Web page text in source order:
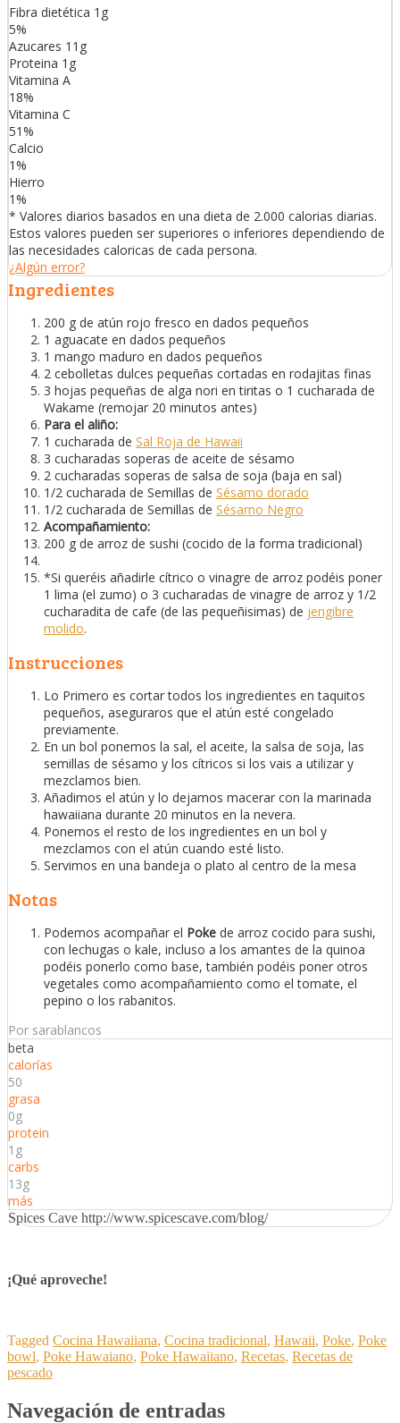
Fibra dietética 1 g
5%
Azucares 11 g
Proteina 1 g
Vitamina A
18%
Vitamina C
51%
Calcio
1%
Hierro
1%
* Valores diarios basados en una dieta de 2.000 calorias diarias.
Estos valores pueden ser superiores o inferiores dependiendo de
las necesidades caloricas de cada persona.
¿Algún error?
Ingredientes
200 g de atún rojo fresco en dados pequeños
1 aguacate en dados pequeños
1 mango maduro en dados pequeños
2 cebolletas dulces pequeñas cortadas en rodajitas finas
3 hojas pequeñas de alga nori en tiritas o 1 cucharada de
Wakame (remojar 20 minutos antes)
Para el aliño:
1 cucharada de Sal Roja de Hawaii
3 cucharadas soperas de aceite de sésamo
2 cucharadas soperas de salsa de soja (baja en sal)
1/2 cucharada de Semillas de Sésamo dorado
1/2 cucharada de Semillas de Sésamo Negro
Acompañamiento:
200 g de arroz de sushi (cocido de la forma tradicional)
*Si queréis añadirle cítrico o vinagre de arroz podéis poner
1 lima (el zumo) o 3 cucharadas de vinagre de arroz y 1/2
cucharadita de cafe (de las pequeñisimas) de jengibre
molido.
Instrucciones
Lo Primero es cortar todos los ingredientes en taquitos
pequeños, aseguraros que el atún esté congelado
previamente.
En un bol ponemos la sal, el aceite, la salsa de soja, las
semillas de sésamo y los cítricos si los vais a utilizar y
mezclamos bien.
Añadimos el atún y lo dejamos macerar con la marinada
hawaiiana durante 20 minutos en la nevera.
Ponemos el resto de los ingredientes en un bol y
mezclamos con el atún cuando esté listo.
Servimos en una bandeja o plato al centro de la mesa
Notas
Podemos acompañar el Poke de arroz cocido para sushi,
con lechugas o kale, incluso a los amantes de la quinoa
podéis ponerlo como base, también podéis poner otros
vegetales como acompañamiento como el tomate, el
pepino o los rabanitos.
Por sarablancos
beta
calorías
50
grasa
0g
protein
1g
carbs
13g
más
Spices Cave http://www.spicescave.com/blog/
¡Qué aproveche!
Tagged Cocina Hawaiiana, Cocina tradicional, Hawaii, Poke, Poke
bowl, Poke Hawaiano, Poke Hawaiiano, Recetas, Recetas de
pescado
Navegación de entradas